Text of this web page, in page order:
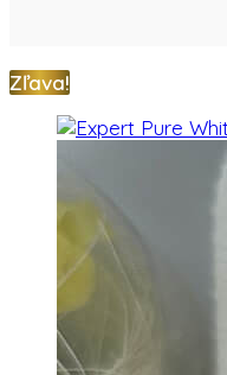
Zľava!